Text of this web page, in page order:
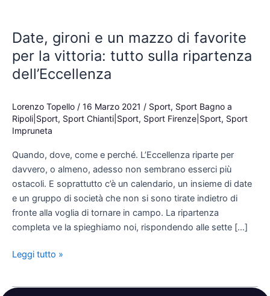
Date, gironi e un mazzo di favorite
per la vittoria: tutto sulla ripartenza
dell’Eccellenza
Lorenzo Topello / 16 Marzo 2021 / Sport, Sport Bagno a
Ripoli|Sport, Sport Chianti|Sport, Sport Firenze|Sport, Sport
Impruneta
Quando, dove, come e perché. L’Eccellenza riparte per
davvero, o almeno, adesso non sembrano esserci più
ostacoli. E soprattutto c’è un calendario, un insieme di date
e un gruppo di società che non si sono tirate indietro di
fronte alla voglia di tornare in campo. La ripartenza
completa ve la spieghiamo noi, rispondendo alle sette […]
e
un
mazzo
di
per
la
vittoria:
tutto
sulla
ripartenza
dell’Eccellenza
Leggi tutto »